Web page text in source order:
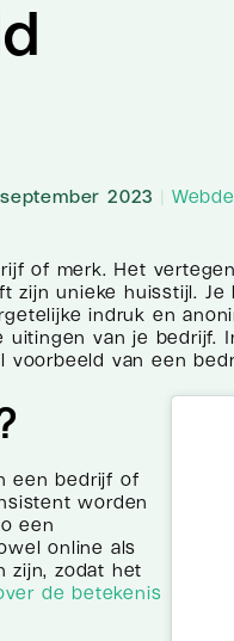
2023 |
of merk. Het
zijn unieke huisstijl.
indruk en
van je bedrijf.
van een
een bedrijf of
worden
een
online als
zijn, zodat het
de betekenis